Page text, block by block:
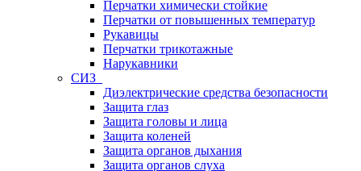
Перчатки химически стойкие
Перчатки от повышенных температур
Рукавицы
Перчатки трикотажные
Нарукавники
СИЗ
Диэлектрические средства безопасности
Защита глаз
Защита головы и лица
Защита коленей
Защита органов дыхания
Защита органов слуха